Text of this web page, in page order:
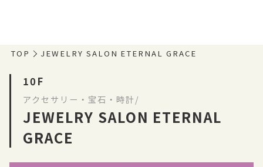
TOP JEWELRY SALON ETERNAL GRACE
10F
アクセサリー・宝石・時計/
JEWELRY SALON ETERNAL
GRACE